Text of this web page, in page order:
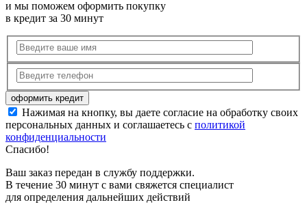
и мы поможем оформить покупку
в кредит за 30 минут
Нажимая на кнопку, вы даете согласие на обработку своих
персональных данных и соглашаетесь с политикой
конфиденциальности
Спасибо!
Ваш заказ передан в службу поддержки.
В течение 30 минут с вами свяжется специалист
для определения дальнейших действий